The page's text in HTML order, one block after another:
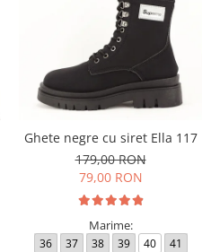
Ghete negre cu siret Ella 117
179,00 RON
79,00 RON
Marime:
36 37 38 39 40 41